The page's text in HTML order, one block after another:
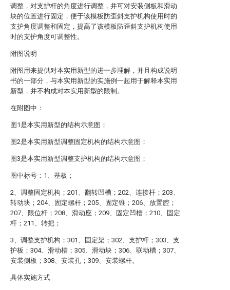
调整，对支护杆的角度进行调整，并可对安装侧板和滑动
块的位置进行固定，便于该模板防歪斜支护机构使用时的
支护角度调整和固定，提高了该模板防歪斜支护机构使用
时的支护角度可调整性。
附图说明
附图用来提供对本实用新型的进一步理解，并且构成说明
书的一部分，与本实用新型的实施例一起用于解释本实用
新型，并不构成对本实用新型的限制。
在附图中：
图1是本实用新型的结构示意图；
图2是本实用新型调整固定机构的结构示意图；
图3是本实用新型调整支护机构的结构示意图；
图中标号：1、基板；
2、调整固定机构；201、翻转凹槽；202、连接杆；203、
转动块；204、固定螺杆；205、固定锥；206、放置腔；
207、限位杆；208、滑动座；209、固定凹槽；210、固定
杆；211、转把；
3、调整支护机构；301、固定架；302、支护杆；303、支
护板；304、滑动槽；305、滑动块；306、联动槽；307、
安装侧板；308、安装孔；309、安装螺杆。
具体实施方式